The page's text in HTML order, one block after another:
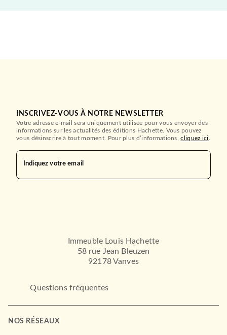
INSCRIVEZ-VOUS À NOTRE NEWSLETTER
Votre adresse e-mail sera uniquement utilisée pour vous envoyer des
informations sur les actualités des éditions Hachette. Vous pouvez
vous désinscrire à tout moment. Pour plus d’informations,cliquez ici
Indiquez votre email
Immeuble Louis Hachette
58 rue Jean Bleuzen
92178 Vanves
Questions fréquentes
NOS RÉSEAUX